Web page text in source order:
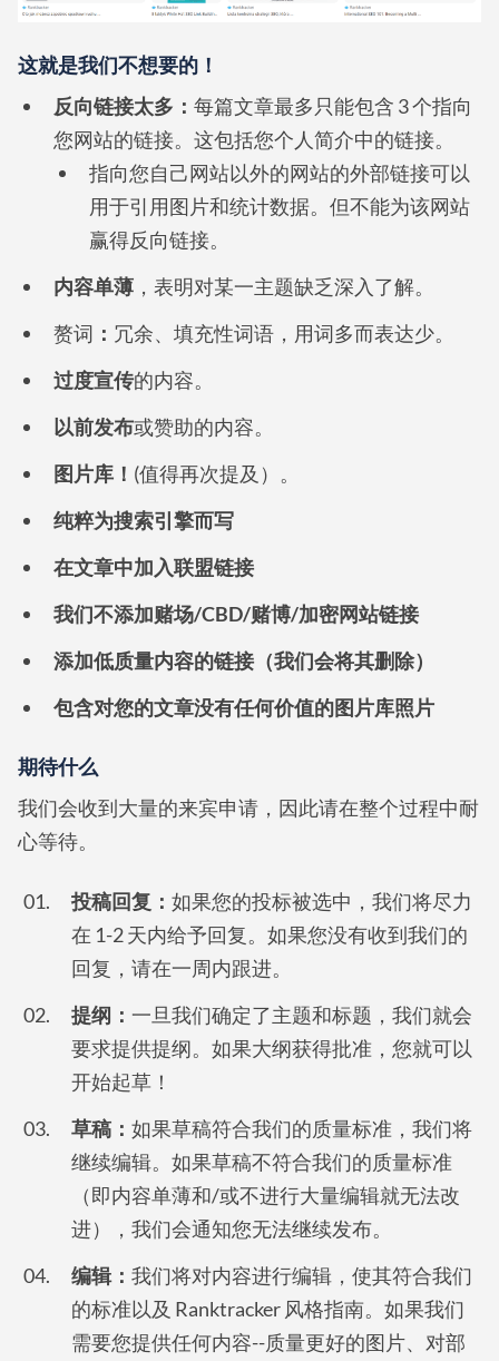
这就是我们不想要的！
反向链接太多： 每篇文章最多只能包含 3 个指向
您网站的链接。这包括您个人简介中的链接。
指向您自己网站以外的网站的外部链接可以
用于引用图片和统计数据。但不能为该网站
赢得反向链接。
内容单薄 ，表明对某一主题缺乏深入了解。
赘词 ： 冗余、填充性词语，用词多而表达少。
过度宣传的内容。
以前发布或赞助的内容。
图片库！ (值得再次提及）。
纯粹为搜索引擎而写
在文章中加入联盟链接
我们不添加赌场/CBD/赌博/加密网站链接
添加低质量内容的链接（我们会将其删除）
包含对您的文章没有任何价值的图片库照片
期待什么
我们会收到大量的来宾申请，因此请在整个过程中耐
心等待。
投稿回复： 如果您的投标被选中，我们将尽力
在 1-2 天内给予回复。如果您没有收到我们的
回复，请在一周内跟进。
提纲： 一旦我们确定了主题和标题，我们就会
要求提供提纲。如果大纲获得批准，您就可以
开始起草！
草稿： 如果草稿符合我们的质量标准，我们将
继续编辑。如果草稿不符合我们的质量标准
（即内容单薄和/或不进行大量编辑就无法改
进），我们会通知您无法继续发布。
编辑： 我们将对内容进行编辑，使其符合我们
的标准以及 Ranktracker 风格指南。如果我们
需要您提供任何内容--质量更好的图片、对部